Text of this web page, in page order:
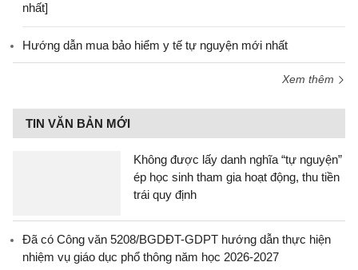
nhất]
Hướng dẫn mua bảo hiểm y tế tự nguyện mới nhất
Xem thêm
TIN VĂN BẢN MỚI
Không được lấy danh nghĩa “tự nguyện”
ép học sinh tham gia hoạt động, thu tiền
trái quy định
Đã có Công văn 5208/BGDĐT-GDPT hướng dẫn thực hiện
nhiệm vụ giáo dục phổ thông năm học 2026-2027